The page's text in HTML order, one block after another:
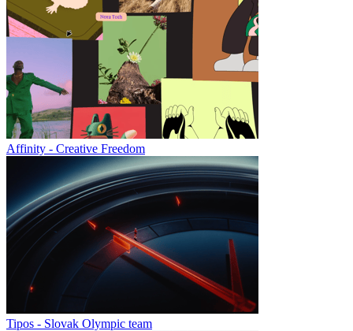
Affinity - Creative Freedom
Tipos - Slovak Olympic team